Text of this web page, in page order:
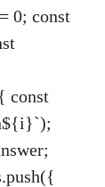
0; const
const